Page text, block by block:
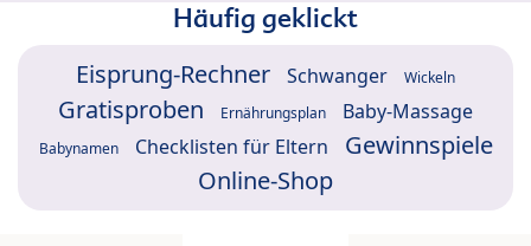
Häufig geklickt
Eisprung-Rechner Schwanger Wickeln
Gratisproben Ernährungsplan Baby-Massage
Babynamen Checklisten für Eltern
Gewinnspiele
Online-Shop